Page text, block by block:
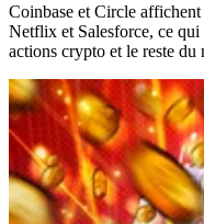
Coinbase et Circle affichent
Netflix et Salesforce, ce qui
actions crypto et le reste du